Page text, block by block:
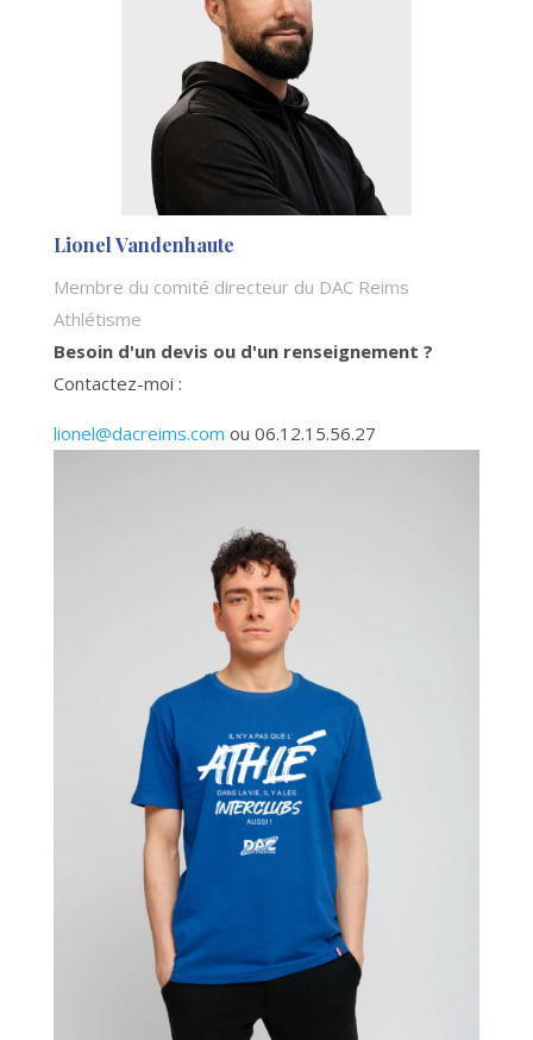
Lionel Vandenhaute
Membre du comité directeur du DAC Reims
Athlétisme
Besoin d'un devis ou d'un renseignement ?
Contactez-moi :
lionel@dacreims.com ou 06.12.15.56.27